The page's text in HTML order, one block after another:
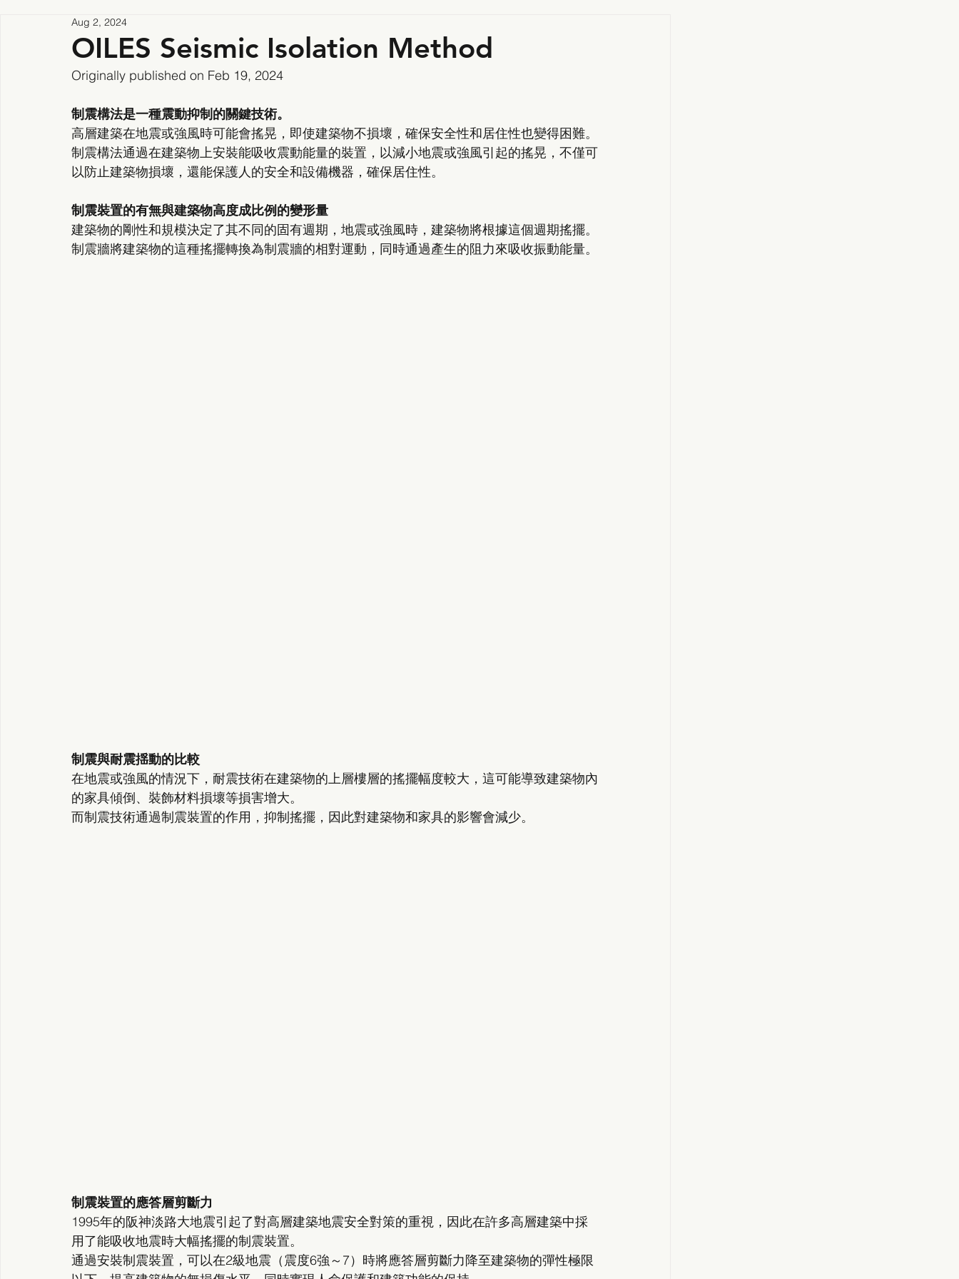
OILES Seismic Isolation Method
Aug 2, 2024
Originally published on Feb 19, 2024
制震構法是一種震動抑制的關鍵技術。
高層建築在地震或強風時可能會搖晃，即使建築物不損壞，確保安全性和居住性也變得困難。
制震構法通過在建築物上安裝能吸收震動能量的裝置，以減小地震或強風引起的搖晃，不僅可
以防止建築物損壞，還能保護人的安全和設備機器，確保居住性。
制震裝置的有無與建築物高度成比例的變形量
建築物的剛性和規模決定了其不同的固有週期，地震或強風時，建築物將根據這個週期搖擺。
制震牆將建築物的這種搖擺轉換為制震牆的相對運動，同時通過產生的阻力來吸收振動能量。
制震與耐震揺動的比較
在地震或強風的情況下，耐震技術在建築物的上層樓層的搖擺幅度較大，這可能導致建築物內
的家具傾倒、裝飾材料損壞等損害增大。
而制震技術通過制震裝置的作用，抑制搖擺，因此對建築物和家具的影響會減少。
制震裝置的應答層剪斷力
1995年的阪神淡路大地震引起了對高層建築地震安全對策的重視，因此在許多高層建築中採
用了能吸收地震時大幅搖擺的制震裝置。
通過安裝制震裝置，可以在2級地震（震度6強～7）時將應答層剪斷力降至建築物的彈性極限